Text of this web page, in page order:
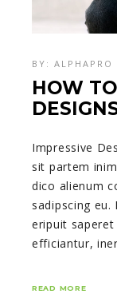
BY: ALPHAPRO
HOW
Impressive
sit partem
dico alienum
sadipscing
eripuit saperet
efficiantur,
READ MORE